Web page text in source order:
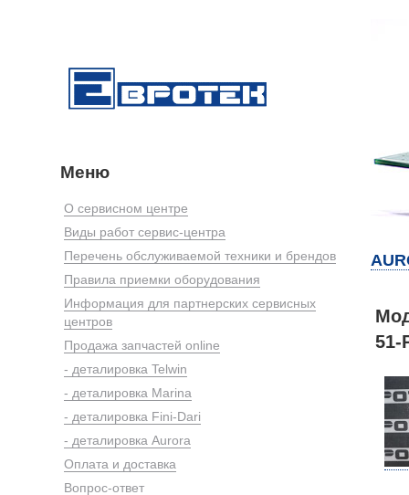
Меню
О сервисном центре
Виды работ сервис-центра
Перечень обслуживаемой техники и брендов
Правила приемки оборудования
Информация для партнерских сервисных
центров
Продажа запчастей online
- деталировка Telwin
- деталировка Marina
- деталировка Fini-Dari
- деталировка Aurora
Оплата и доставка
Вопрос-ответ
51-